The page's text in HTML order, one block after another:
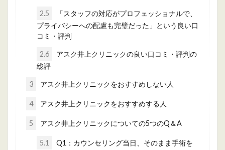
2.5
「スタッフの対応がプロフェッショナルで、
プライバシーへの配慮も完璧だった」という良い口
コミ・評判
2.6
アスク井上クリニックの良い口コミ・評判の
総評
3 アスク井上クリニックをおすすめしない人
4 アスク井上クリニックをおすすめする人
5 アスク井上クリニックについての5つのQ＆A
5.1
Q1：カウンセリング当日、そのまま手術を